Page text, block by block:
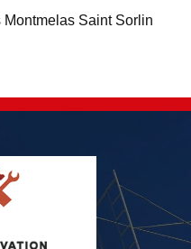
Saint Sorlin